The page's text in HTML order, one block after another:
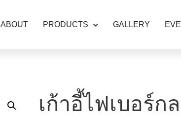
ABOUT PRODUCTS GALLERY
เก้าอี้ไฟเบอร์ก